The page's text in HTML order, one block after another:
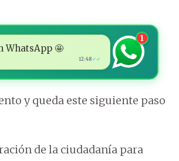
WhatsApp 🤩
12:48 ✓✓
1
y queda este siguiente paso
de la ciudadanía para